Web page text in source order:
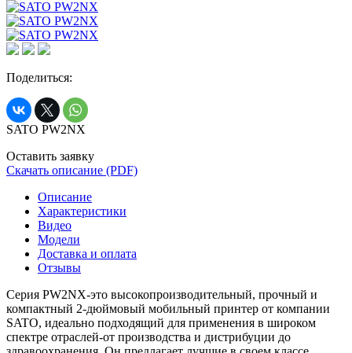
Поделиться:
SATO PW2NX
Оставить заявку
Скачать описание (PDF)
Описание
Характеристики
Видео
Модели
Доставка и оплата
Отзывы
Серия PW2NX-это высокопроизводительный, прочный и
компактный 2-дюймовый мобильный принтер от компании
SATO, идеально подходящий для применения в широком
спектре отраслей-от производства и дистрибуции до